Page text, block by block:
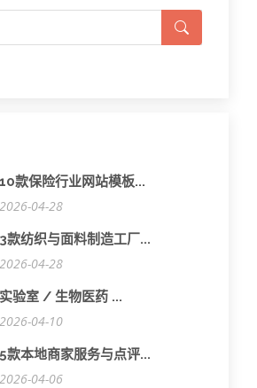
10款保险行业网站模板...
2026-04-28
3款纺织与面料制造工厂...
2026-04-28
实验室 / 生物医药 ...
2026-04-10
5款本地商家服务与点评...
2026-04-06